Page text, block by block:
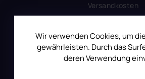
Wir verwenden Cookies, um
gewährleisten. Durch das
deren Verwendung
Versandkosten
Impressum
Produktsicherheit